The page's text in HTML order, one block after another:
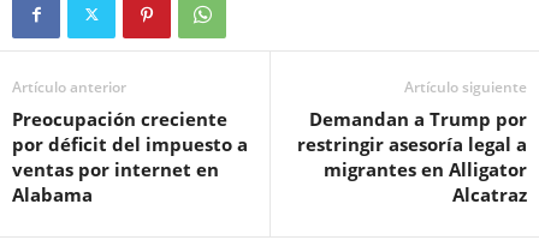
Artículo anterior
Preocupación creciente
por déficit del impuesto a
ventas por internet en
Alabama
Artículo siguiente
Demandan a Trump por
restringir asesoría legal a
migrantes en Alligator
Alcatraz